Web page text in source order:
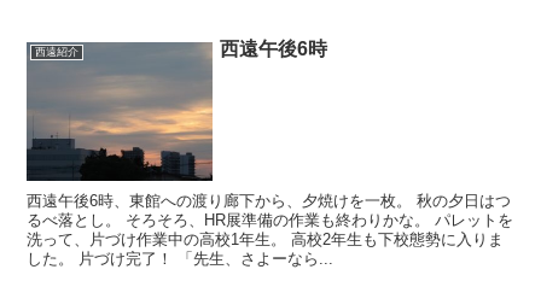
西遠紹介 西遠午後6時
西遠午後6時、東館への渡り廊下から、夕焼けを一枚。 秋の夕日はつ
るべ落とし。 そろそろ、HR展準備の作業も終わりかな。 パレットを
洗って、片づけ作業中の高校1年生。 高校2年生も下校態勢に入りま
した。 片づけ完了！ 「先生、さよーなら...